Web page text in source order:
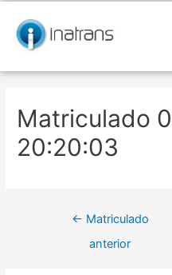
contenido
Matriculado
20:20:03
de
entradas
← Matriculado
anterior